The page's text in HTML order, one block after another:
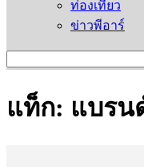
ท่องเที่ยว
ข่าวพีอาร์
แท็ก: แบรน